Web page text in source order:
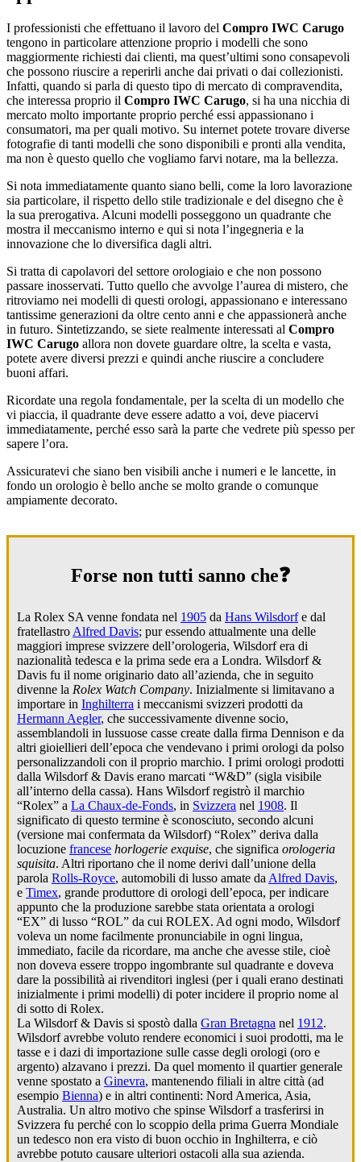
I professionisti che effettuano il lavoro del Compro IWC Carugo
tengono in particolare attenzione proprio i modelli che sono
maggiormente richiesti dai clienti, ma quest’ultimi sono consapevoli
che possono riuscire a reperirli anche dai privati o dai collezionisti.
Infatti, quando si parla di questo tipo di mercato di compravendita,
che interessa proprio il Compro IWC Carugo, si ha una nicchia di
mercato molto importante proprio perché essi appassionano i
consumatori, ma per quali motivo. Su internet potete trovare diverse
fotografie di tanti modelli che sono disponibili e pronti alla vendita,
ma non è questo quello che vogliamo farvi notare, ma la bellezza.
Si nota immediatamente quanto siano belli, come la loro lavorazione
sia particolare, il rispetto dello stile tradizionale e del disegno che è
la sua prerogativa. Alcuni modelli posseggono un quadrante che
mostra il meccanismo interno e qui si nota l’ingegneria e la
innovazione che lo diversifica dagli altri.
Si tratta di capolavori del settore orologiaio e che non possono
passare inosservati. Tutto quello che avvolge l’aurea di mistero, che
ritroviamo nei modelli di questi orologi, appassionano e interessano
tantissime generazioni da oltre cento anni e che appassionerà anche
in futuro. Sintetizzando, se siete realmente interessati al Compro
IWC Carugo allora non dovete guardare oltre, la scelta e vasta,
potete avere diversi prezzi e quindi anche riuscire a concludere
buoni affari.
Ricordate una regola fondamentale, per la scelta di un modello che
vi piaccia, il quadrante deve essere adatto a voi, deve piacervi
immediatamente, perché esso sarà la parte che vedrete più spesso per
sapere l’ora.
Assicuratevi che siano ben visibili anche i numeri e le lancette, in
fondo un orologio è bello anche se molto grande o comunque
ampiamente decorato.
Forse non tutti sanno che❓
La Rolex SA venne fondata nel 1905 da Hans Wilsdorfe dal
fratellastro Alfred Davis; pur essendo attualmente una delle
maggiori imprese svizzere dell’orologeria, Wilsdorf era di
nazionalità tedesca e la prima sede era a Londra. Wilsdorf &
Davis fu il nome originario dato all’azienda, che in seguito
divenne la Rolex Watch Company. Inizialmente si limitavano a
importare in Inghilterra i meccanismi svizzeri prodotti da
Hermann Aegler, che successivamente divenne socio,
assemblandoli in lussuose casse create dalla firma Dennison e da
altri gioiellieri dell’epoca che vendevano i primi orologi da polso
personalizzandoli con il proprio marchio. I primi orologi prodotti
dalla Wilsdorf & Davis erano marcati “W&D” (sigla visibile
all’interno della cassa). Hans Wilsdorf registrò il marchio
“Rolex” a La Chaux-de-Fonds, in Svizzera nel 1908. Il
significato di questo termine è sconosciuto, secondo alcuni
(versione mai confermata da Wilsdorf) “Rolex” deriva dalla
locuzione francese horlogerie exquise, che significa orologeria
squisita. Altri riportano che il nome derivi dall’unione della
parola Rolls-Royce, automobili di lusso amate da Alfred Davis,
e Timex, grande produttore di orologi dell’epoca, per indicare
appunto che la produzione sarebbe stata orientata a orologi
“EX” di lusso “ROL” da cui ROLEX. Ad ogni modo, Wilsdorf
voleva un nome facilmente pronunciabile in ogni lingua,
immediato, facile da ricordare, ma anche che avesse stile, cioè
non doveva essere troppo ingombrante sul quadrante e doveva
dare la possibilità ai rivenditori inglesi (per i quali erano destinati
inizialmente i primi modelli) di poter incidere il proprio nome al
di sotto di Rolex.
La Wilsdorf & Davis si spostò dalla Gran Bretagna nel 1912.
Wilsdorf avrebbe voluto rendere economici i suoi prodotti, ma le
tasse e i dazi di importazione sulle casse degli orologi (oro e
argento) alzavano i prezzi. Da quel momento il quartier generale
venne spostato a Ginevra, mantenendo filiali in altre città (ad
esempio Bienna) e in altri continenti: Nord America, Asia,
Australia. Un altro motivo che spinse Wilsdorf a trasferirsi in
Svizzera fu perché con lo scoppio della prima Guerra Mondiale
un tedesco non era visto di buon occhio in Inghilterra, e ciò
avrebbe potuto causare ulteriori ostacoli alla sua azienda.